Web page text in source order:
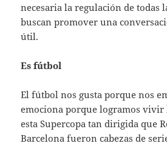
necesaria la regulación de todas
buscan promover una
útil.
Es fútbol
El fútbol nos gusta porque nos
emociona porque logramos vivir
esta Supercopa tan dirigida que
Barcelona fueron cabezas de